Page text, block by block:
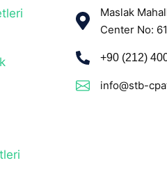
Maslak
Center No:
+90 (212)
info@stb-